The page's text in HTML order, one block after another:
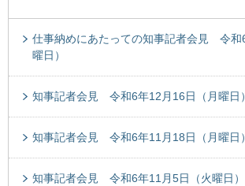
仕事納めにあたっての知事記者会見 令和
曜日）
知事記者会見 令和6年12月16日（月曜日）
知事記者会見 令和6年11月18日（月曜日）
知事記者会見 令和6年11月5日（火曜日）